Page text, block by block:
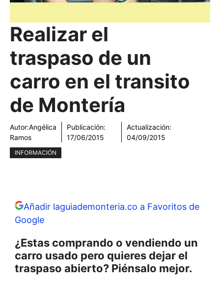
Realizar el
traspaso de un
carro en el transito
de Montería
Autor:Angélica
Ramos
Publicación:
17/06/2015
Actualización:
04/09/2015
INFORMACIÓN
Añadir laguiademonteria.co a Favoritos de
Google
¿Estas comprando o vendiendo un
carro usado pero quieres dejar el
traspaso abierto? Piénsalo mejor.